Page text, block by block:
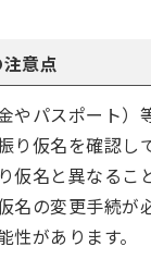
意点
やパスポート）
り仮名を確認し
仮名と異なるこ
名の変更手続が
性があります。